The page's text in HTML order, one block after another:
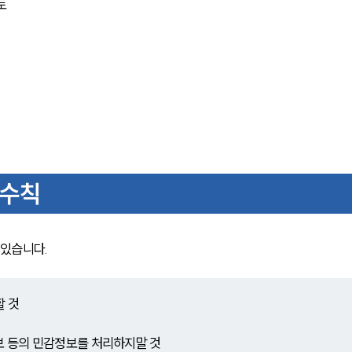
칙
습니다.
것
등의 민감정보를 처리하지말 것